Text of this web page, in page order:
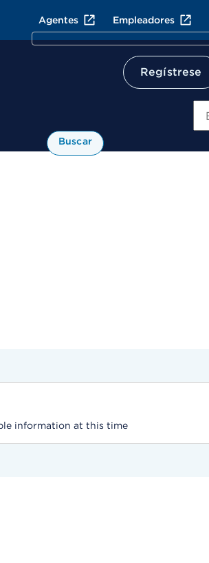
Agentes Empleadores
Regístrese
Buscar
information at this time